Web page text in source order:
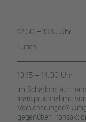
12.30 – 13.15 Uhr
Lunch
13:15 – 14.00 Uhr
Im Schadensfall:
Inanspruchnahme
Versicherungen?
gegenüber